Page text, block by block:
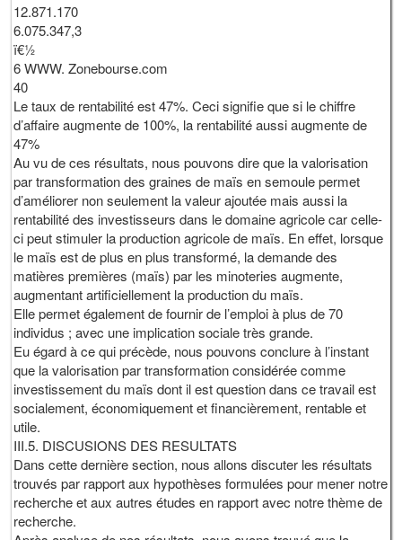
12.871.170
6.075.347,3
ï€½
6 WWW. Zonebourse.com
40
Le taux de rentabilité est 47%. Ceci signifie que si le chiffre
d’affaire augmente de 100%, la rentabilité aussi augmente de
47%
Au vu de ces résultats, nous pouvons dire que la valorisation
par transformation des graines de maïs en semoule permet
d’améliorer non seulement la valeur ajoutée mais aussi la
rentabilité des investisseurs dans le domaine agricole car celle-
ci peut stimuler la production agricole de maïs. En effet, lorsque
le maïs est de plus en plus transformé, la demande des
matières premières (maïs) par les minoteries augmente,
augmentant artificiellement la production du maïs.
Elle permet également de fournir de l’emploi à plus de 70
individus ; avec une implication sociale très grande.
Eu égard à ce qui précède, nous pouvons conclure à l’instant
que la valorisation par transformation considérée comme
investissement du maïs dont il est question dans ce travail est
socialement, économiquement et financièrement, rentable et
utile.
III.5. DISCUSIONS DES RESULTATS
Dans cette dernière section, nous allons discuter les résultats
trouvés par rapport aux hypothèses formulées pour mener notre
recherche et aux autres études en rapport avec notre thème de
recherche.